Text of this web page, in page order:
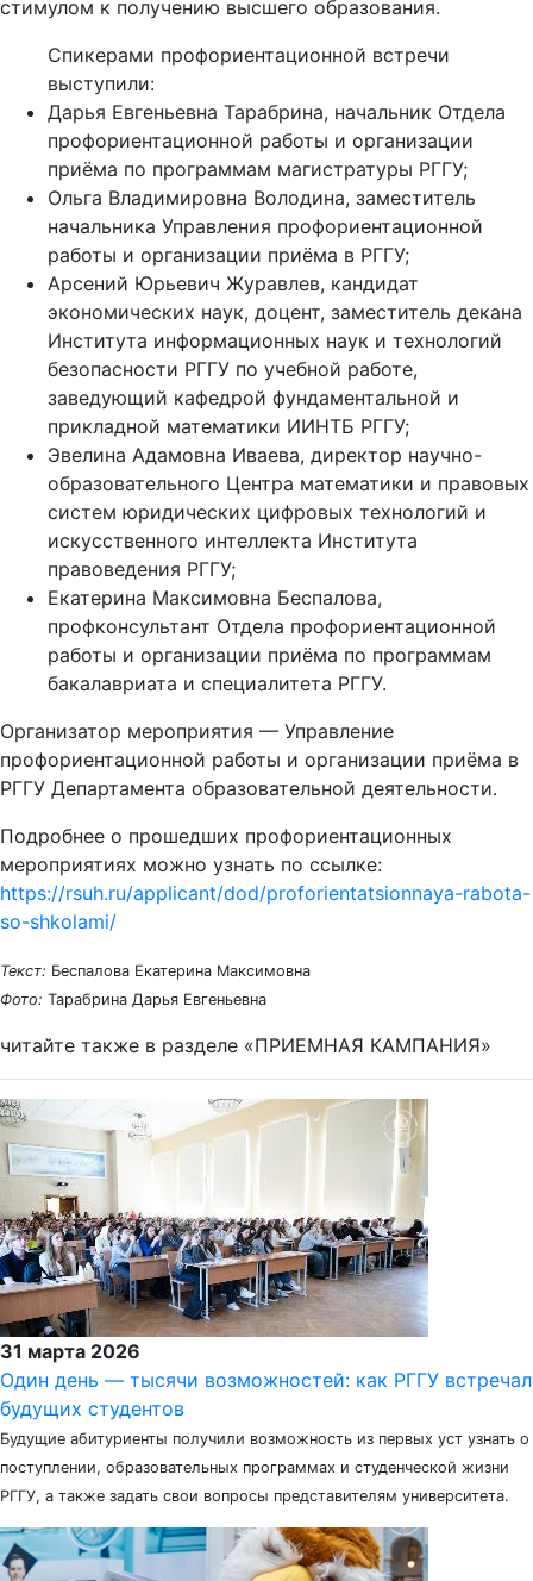
стимулом к получению высшего образования.
Спикерами профориентационной встречи
выступили:
Дарья Евгеньевна Тарабрина, начальник Отдела
профориентационной работы и организации
приёма по программам магистратуры РГГУ;
Ольга Владимировна Володина, заместитель
начальника Управления профориентационной
работы и организации приёма в РГГУ;
Арсений Юрьевич Журавлев, кандидат
экономических наук, доцент, заместитель декана
Института информационных наук и технологий
безопасности РГГУ по учебной работе,
заведующий кафедрой фундаментальной и
прикладной математики ИИНТБ РГГУ;
Эвелина Адамовна Иваева, директор научно-
образовательного Центра математики и правовых
систем юридических цифровых технологий и
искусственного интеллекта Института
правоведения РГГУ;
Екатерина Максимовна Беспалова,
профконсультант Отдела профориентационной
работы и организации приёма по программам
бакалавриата и специалитета РГГУ.
Организатор мероприятия — Управление
профориентационной работы и организации приёма в
РГГУ Департамента образовательной деятельности.
Подробнее о прошедших профориентационных
мероприятиях можно узнать по ссылке:
https://rsuh.ru/applicant/dod/proforientatsionnaya-rabota-
so-shkolami/
Текст: Беспалова Екатерина Максимовна
Фото: Тарабрина Дарья Евгеньевна
читайте также в разделе «ПРИЕМНАЯ КАМПАНИЯ»
31 марта 2026
Один день — тысячи возможностей: как РГГУ встречал
будущих студентов
Будущие абитуриенты получили возможность из первых уст узнать о
поступлении, образовательных программах и студенческой жизни
РГГУ, а также задать свои вопросы представителям университета.